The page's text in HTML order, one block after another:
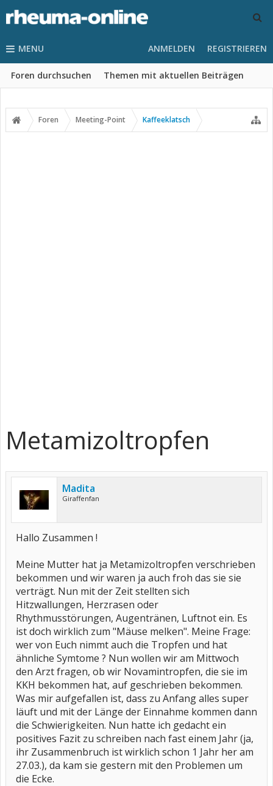
MENU
Foren durchsuchen Themen mit aktuellen Beiträgen
ANMELDEN REGISTRIEREN
Foren Meeting-Point Kaffeeklatsch
Metamizoltropfen
Madita
Giraffenfan
Hallo Zusammen !
Meine Mutter hat ja Metamizoltropfen verschrieben
bekommen und wir waren ja auch froh das sie sie
verträgt. Nun mit der Zeit stellten sich
Hitzwallungen, Herzrasen oder
Rhythmusstörungen, Augentränen, Luftnot ein. Es
ist doch wirklich zum "Mäuse melken". Meine Frage:
wer von Euch nimmt auch die Tropfen und hat
ähnliche Symtome ? Nun wollen wir am Mittwoch
den Arzt fragen, ob wir Novamintropfen, die sie im
KKH bekommen hat, auf geschrieben bekommen.
Was mir aufgefallen ist, dass zu Anfang alles super
läuft und mit der Länge der Einnahme kommen dann
die Schwierigkeiten. Nun hatte ich gedacht ein
positives Fazit zu schreiben nach fast einem Jahr (ja,
ihr Zusammenbruch ist wirklich schon 1 Jahr her am
27.03.), da kam sie gestern mit den Problemen um
die Ecke.